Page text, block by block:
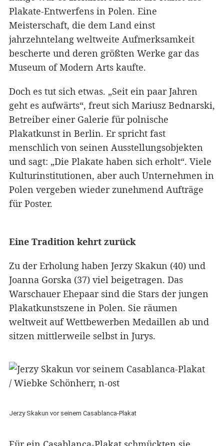
Plakate-Entwerfens in Polen. Eine
Meisterschaft, die dem Land einst
jahrzehntelang weltweite Aufmerksamkeit
bescherte und deren größten Werke gar das
Museum of Modern Arts kaufte.
Doch es tut sich etwas. „Seit ein paar Jahren
geht es aufwärts“, freut sich Mariusz Bednarski,
Betreiber einer Galerie für polnische
Plakatkunst in Berlin. Er spricht fast
menschlich von seinen Ausstellungsobjekten
und sagt: „Die Plakate haben sich erholt“. Viele
Kulturinstitutionen, aber auch Unternehmen in
Polen vergeben wieder zunehmend Aufträge
für Poster.
Eine Tradition kehrt zurück
Zu der Erholung haben Jerzy Skakun (40) und
Joanna Gorska (37) viel beigetragen. Das
Warschauer Ehepaar sind die Stars der jungen
Plakatkunstszene in Polen. Sie räumen
weltweit auf Wettbewerben Medaillen ab und
sitzen mittlerweile selbst in Jurys.
Jerzy Skakun vor seinem Casablanca-Plakat